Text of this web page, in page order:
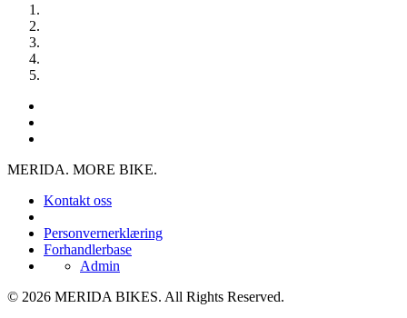
MERIDA. MORE BIKE.
Kontakt oss
Personvernerklæring
Forhandlerbase
Admin
© 2026 MERIDA BIKES. All Rights Reserved.